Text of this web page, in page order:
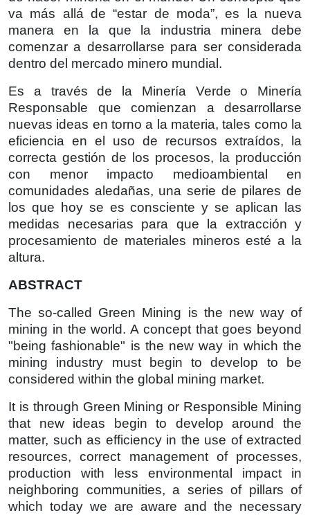
va más allá de “estar de moda”, es la nueva
manera en la que la industria minera debe
comenzar a desarrollarse para ser considerada
dentro del mercado minero mundial.
Es a través de la Minería Verde o Minería
Responsable que comienzan a desarrollarse
nuevas ideas en torno a la materia, tales como la
eficiencia en el uso de recursos extraídos, la
correcta gestión de los procesos, la producción
con menor impacto medioambiental en
comunidades aledañas, una serie de pilares de
los que hoy se es consciente y se aplican las
medidas necesarias para que la extracción y
procesamiento de materiales mineros esté a la
altura.
ABSTRACT
The so-called Green Mining is the new way of
mining in the world. A concept that goes beyond
"being fashionable" is the new way in which the
mining industry must begin to develop to be
considered within the global mining market.
It is through Green Mining or Responsible Mining
that new ideas begin to develop around the
matter, such as efficiency in the use of extracted
resources, correct management of processes,
production with less environmental impact in
neighboring communities, a series of pillars of
which today we are aware and the necessary